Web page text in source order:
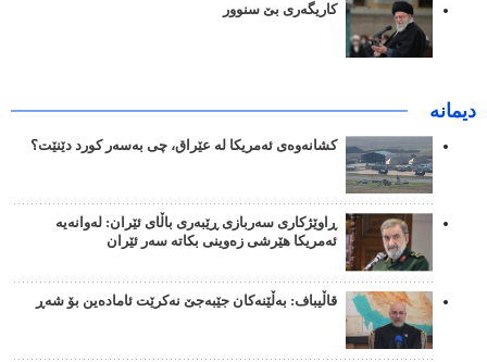
کاریگەری بێ سنوور
دیمانە
کشانەوەی ئەمریکا لە عێراق، چی بەسەر کورد دێنێت؟
ڕاوێژکاری سەربازی ڕێبەری باڵای ئێران: لەوانەیە
ئەمریکا هێرشی زەوینی بکاتە سەر ئێران
قاڵیباف: بەڵێنەکان جێبەجێ نەکرێت ئامادەین بۆ شەڕ